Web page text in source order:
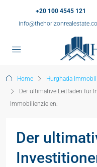
+20 100 4545 121
Home
Hurghada-
Der ultimative Leitfaden für
Immobilienzielen:
Der